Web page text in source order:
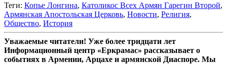
Теги: Копье Лонгина, Католикос Всех Армян Гарегин Второй,
Армянская Апостольская Церковь, Новости, Религия,
Общество, История
Уважаемые читатели! Уже более тридцати лет
Информационный центр «Еркрамас» рассказывает о
событиях в Армении, Арцахе и армянской Диаспоре. Мы